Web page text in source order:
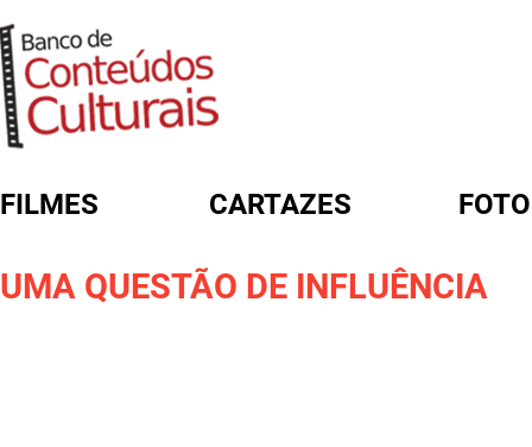
FILMES CARTAZES
UMA QUESTÃO DE INFLUÊNCIA
FORMULÁRIO DE BUSCA